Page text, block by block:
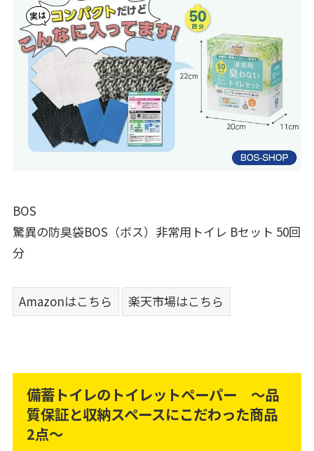
BOS
驚異の防臭袋BOS（ボス）非常用トイレ Bセット 50回
分
Amazonはこちら 楽天市場はこちら
備蓄トイレのトイレットペーパー ～品
質保証と収納スペースにこだわった商品
2点～